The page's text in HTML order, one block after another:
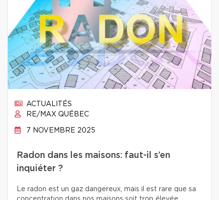
ACTUALITÉS
RE/MAX QUÉBEC
7 NOVEMBRE 2025
Radon dans les maisons: faut-il s’en
inquiéter ?
Le radon est un gaz dangereux, mais il est rare que sa